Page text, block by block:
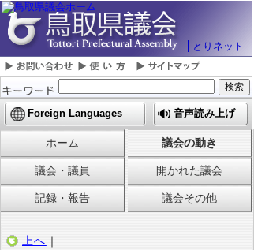
とりネット
Foreign Languages 音声読み上げ
ホーム 議会の動き
議会・議員 開かれた議会
記録・報告 議会その他
上へ ｜